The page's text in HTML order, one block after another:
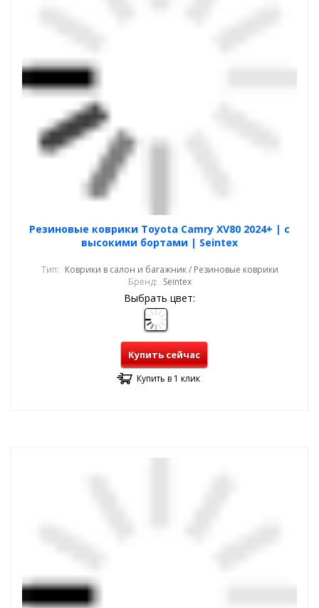
Резиновые коврики Toyota Camry XV80 2024+ | с
высокими бортами | Seintex
Тип: Коврики в салон и багажник / Резиновые коврики
Бренд: Seintex
Выбрать цвет:
Купить сейчас
Купить в 1 клик